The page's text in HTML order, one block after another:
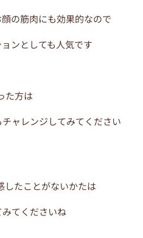
の筋肉にも効果的なので
ンとしても人気です
た方は
ャレンジしてみてください
したことがないかたは
てくださいね